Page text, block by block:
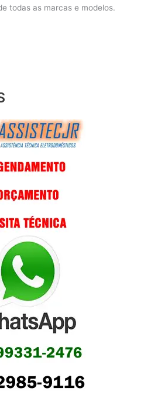
todas as marcas e modelos.